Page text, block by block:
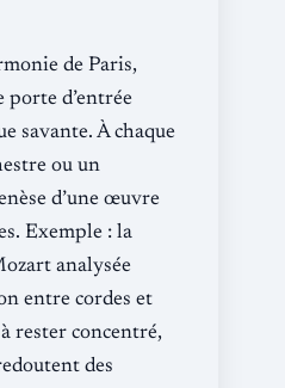
de Paris,
porte d’entrée
savante. À chaque
ou un
d’une œuvre
Exemple : la
analysée
entre cordes et
rester concentré,
des